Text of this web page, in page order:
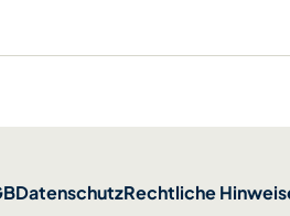
DatenschutzRechtliche